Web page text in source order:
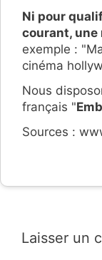
Ni pour
courant, une
exemple :
cinéma
Nous
français "
Sources :
Laisser un